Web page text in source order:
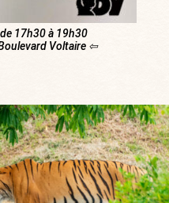
17h30 à 19h30
Voltaire ⇦